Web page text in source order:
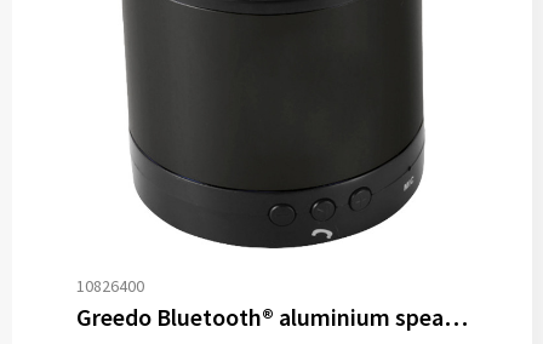
10826400
Greedo Bluetooth® aluminium speaker